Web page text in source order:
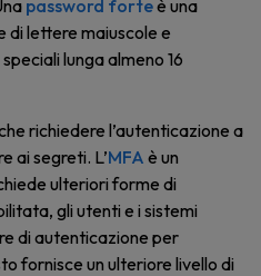
password forteè una
di lettere maiuscole e
lunga almeno 16
richiedere l’autenticazione a
ai segreti. L’MFA è un
ulteriori forme di
gli utenti e i sistemi
di autenticazione per
fornisce un ulteriore livello di